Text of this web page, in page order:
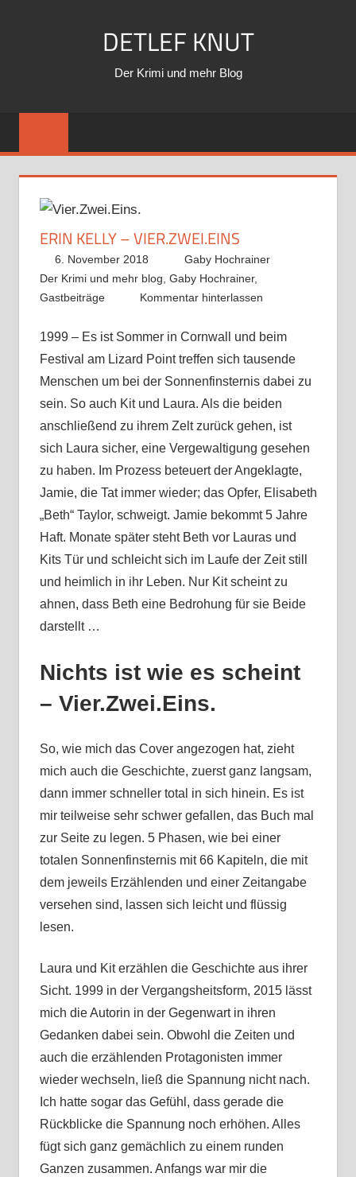
DETLEF KNUT
Der Krimi und mehr Blog
ERIN KELLY – VIER.ZWEI.EINS
6. November 2018
Gaby Hochrainer
Der Krimi und mehr blog, Gaby Hochrainer,
Gastbeiträge
Kommentar hinterlassen
1999 – Es ist Sommer in Cornwall und beim
Festival am Lizard Point treffen sich tausende
Menschen um bei der Sonnenfinsternis dabei zu
sein. So auch Kit und Laura. Als die beiden
anschließend zu ihrem Zelt zurück gehen, ist
sich Laura sicher, eine Vergewaltigung gesehen
zu haben. Im Prozess beteuert der Angeklagte,
Jamie, die Tat immer wieder; das Opfer, Elisabeth
„Beth“ Taylor, schweigt. Jamie bekommt 5 Jahre
Haft. Monate später steht Beth vor Lauras und
Kits Tür und schleicht sich im Laufe der Zeit still
und heimlich in ihr Leben. Nur Kit scheint zu
ahnen, dass Beth eine Bedrohung für sie Beide
darstellt …
Nichts ist wie es scheint
– Vier.Zwei.Eins.
So, wie mich das Cover angezogen hat, zieht
mich auch die Geschichte, zuerst ganz langsam,
dann immer schneller total in sich hinein. Es ist
mir teilweise sehr schwer gefallen, das Buch mal
zur Seite zu legen. 5 Phasen, wie bei einer
totalen Sonnenfinsternis mit 66 Kapiteln, die mit
dem jeweils Erzählenden und einer Zeitangabe
versehen sind, lassen sich leicht und flüssig
lesen.
Laura und Kit erzählen die Geschichte aus ihrer
Sicht. 1999 in der Vergangsheitsform, 2015 lässt
mich die Autorin in der Gegenwart in ihren
Gedanken dabei sein. Obwohl die Zeiten und
auch die erzählenden Protagonisten immer
wieder wechseln, ließ die Spannung nicht nach.
Ich hatte sogar das Gefühl, dass gerade die
Rückblicke die Spannung noch erhöhen. Alles
fügt sich ganz gemächlich zu einem runden
Ganzen zusammen. Anfangs war mir die